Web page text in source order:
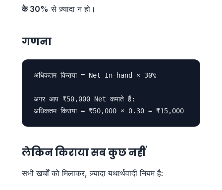
के 30% से ज़्यादा न हो।
गणना
अधिकतम किराया = Net In-hand × 30%
अगर आप ₹50,000 Net कमाते हैं:
लेकिन किराया सब कुछ नहीं
सभी खर्चों को मिलाकर, ज़्यादा यथार्थवादी नियम है: